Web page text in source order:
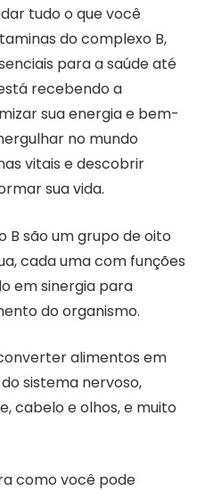
tudo o que você
do complexo B,
para a saúde até
recebendo a
sua energia e bem-
no mundo
vitais e descobrir
sua vida.
B são um grupo de oito
cada uma com funções
em sinergia para
do organismo.
alimentos em
sistema nervoso,
cabelo e olhos, e muito
como você pode